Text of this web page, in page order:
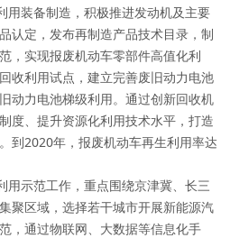
装备制造，积极推进发动机及主要
认定，发布再制造产品技术目录，制
，实现报废机动车零部件高值化利
收利用试点，建立完善废旧动力电池
动力电池梯级利用。通过创新回收机
度、提升资源化利用技术水平，打造
到2020年，报废机动车再生利用率达
示范工作，重点围绕京津冀、长三
聚区域，选择若干城市开展新能源汽
，通过物联网、大数据等信息化手